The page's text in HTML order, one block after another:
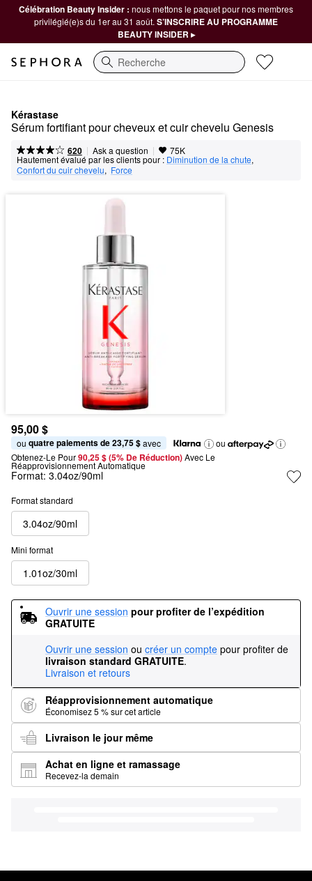
Célébration Beauty Insider : nous mettons le paquet pour nos membres
privilégié(e)s du 1er au 31 août. S’INSCRIRE AU PROGRAMME
BEAUTY INSIDER ▸
Recherche
Kérastase
Sérum fortifiant pour cheveux et cuir chevelu Genesis
620 | Ask a question | 75K
Hautement évalué par les clients pour : Diminution de la chute,
Confort du cuir chevelu, Force
95,00 $
ou quatre paiements de 23,75 $ avec
ou
Obtenez-Le Pour90,25 $ (5% De Réduction) Avec Le
Réapprovisionnement Automatique
Format: 3.04oz/90ml
Format standard
3.04oz/90ml
Mini format
1.01oz/30ml
Ouvrir une session pour profiter de l’expédition
GRATUITE
Ouvrir une session ou créer un compte pour profiter de
livraison standard GRATUITE.
Livraison et retours
Réapprovisionnement automatique
Économisez 5 % sur cet article
Livraison le jour même
Achat en ligne et ramassage
Recevez-la demain